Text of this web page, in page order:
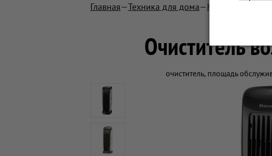
Главная Техника для дома Климатическая
Очиститель
очиститель, площадь